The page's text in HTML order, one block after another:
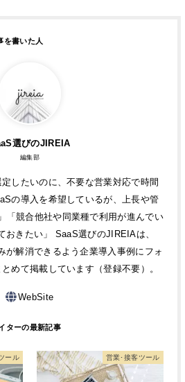
選びのJIREIA
編集部
定したいのに、不要な営業対応で時間
の導入を希望しているが、上長や管
「競合他社や同業種で利用が進んでい
おきたい」 SaaS選びのJIREIAは、
が解消できるよう企業導入事例にフォ
めて掲載しています（登録不要）。
WebSite
ール 営業･接客ツール